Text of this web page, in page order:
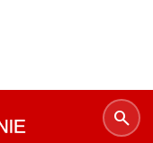
search